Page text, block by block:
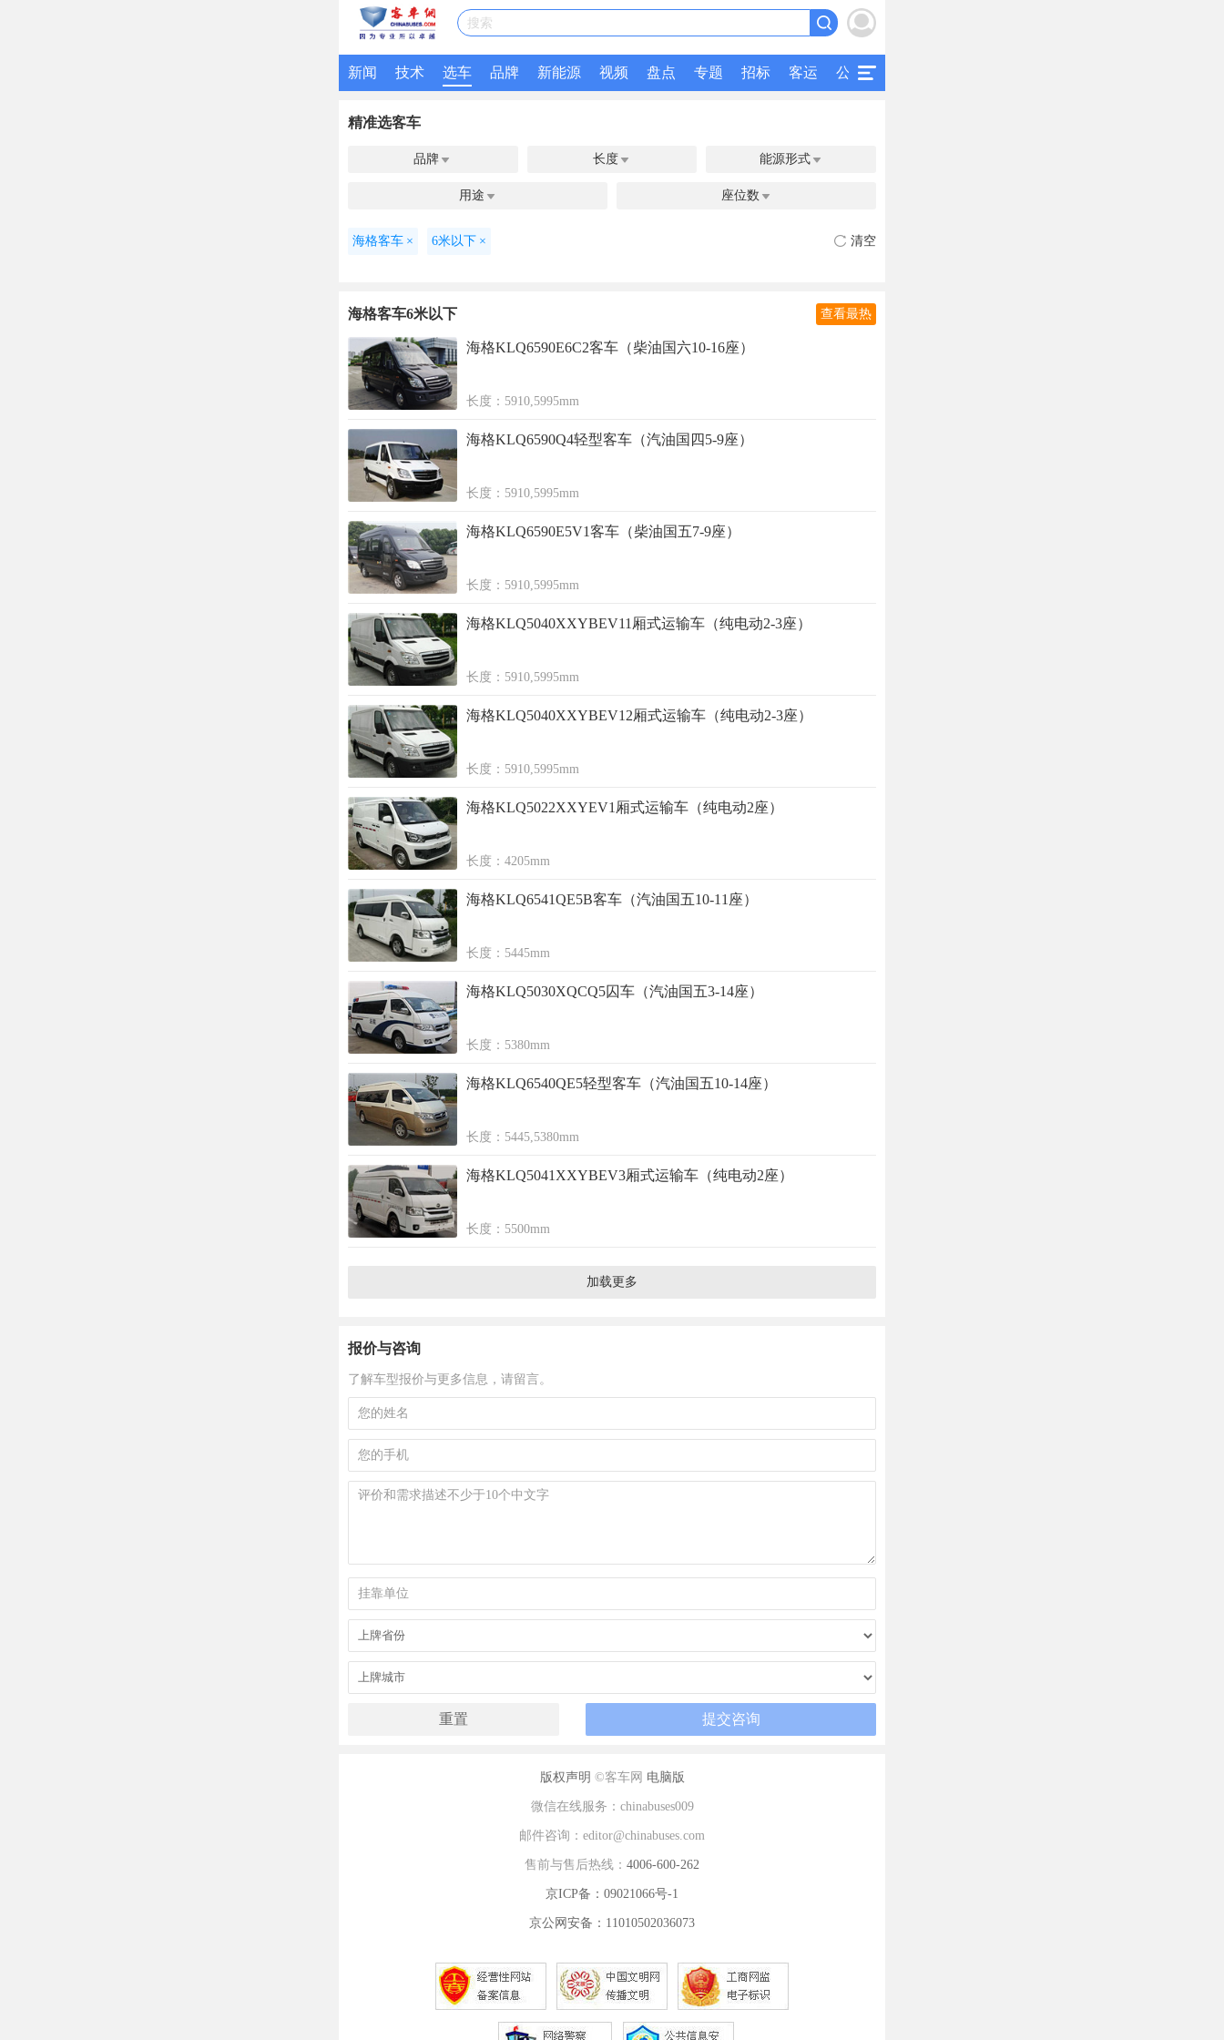
搜索
新闻 技术 选车 品牌 新能源 视频 盘点 专题 招标 客运 公交
精准选客车
品牌  长度 能源形式
用途  座位数 
海格客车 × 6米以下 × 清空
海格客车6米以下 查看最热
海格KLQ6590E6C2客车（柴油国六10-16座）
长度：5910,5995mm
海格KLQ6590Q4轻型客车（汽油国四5-9座）
长度：5910,5995mm
海格KLQ6590E5V1客车（柴油国五7-9座）
长度：5910,5995mm
海格KLQ5040XXYBEV11厢式运输车（纯电动2-3座）
长度：5910,5995mm
海格KLQ5040XXYBEV12厢式运输车（纯电动2-3座）
长度：5910,5995mm
海格KLQ5022XXYEV1厢式运输车（纯电动2座）
长度：4205mm
海格KLQ6541QE5B客车（汽油国五10-11座）
长度：5445mm
海格KLQ5030XQCQ5囚车（汽油国五3-14座）
长度：5380mm
海格KLQ6540QE5轻型客车（汽油国五10-14座）
长度：5445,5380mm
海格KLQ5041XXYBEV3厢式运输车（纯电动2座）
长度：5500mm
加载更多
报价与咨询
了解车型报价与更多信息，请留言。
版权声明 ©客车网 电脑版
微信在线服务：chinabuses009
邮件咨询：editor@chinabuses.com
售前与售后热线： 4006-600-262
京ICP备：09021066号-1
京公网安备：11010502036073